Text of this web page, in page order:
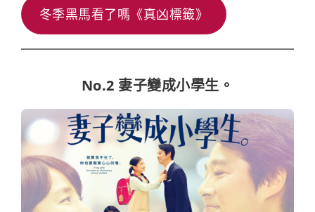
冬季黑馬看了嗎《真凶標籤》
No.2 妻子變成小學生。